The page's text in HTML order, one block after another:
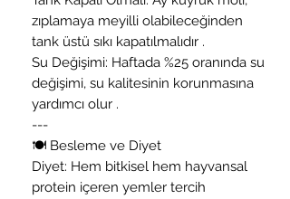
zıplamaya meyilli olabileceğinden
tank üstü sıkı kapatılmalıdır .
Su Değişimi: Haftada %25 oranında su
değişimi, su kalitesinin korunmasına
yardımcı olur .
---
🍽 Besleme ve Diyet
Diyet: Hem bitkisel hem hayvansal
protein içeren yemler tercih